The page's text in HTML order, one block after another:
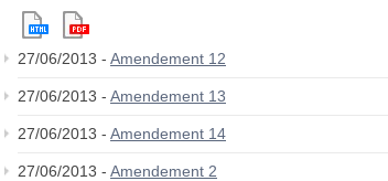
27/06/2013 - Amendement 12
27/06/2013 - Amendement 13
27/06/2013 - Amendement 14
27/06/2013 - Amendement 2